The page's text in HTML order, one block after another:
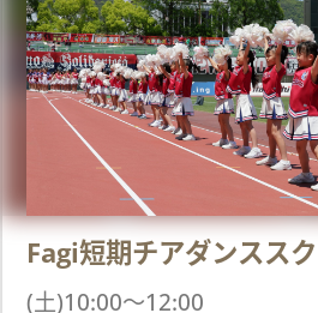
Fagi短期チアダンスス
(土)10:00～12:00